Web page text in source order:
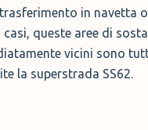
in navetta o
queste aree di
vicini sono
la superstrada SS62.